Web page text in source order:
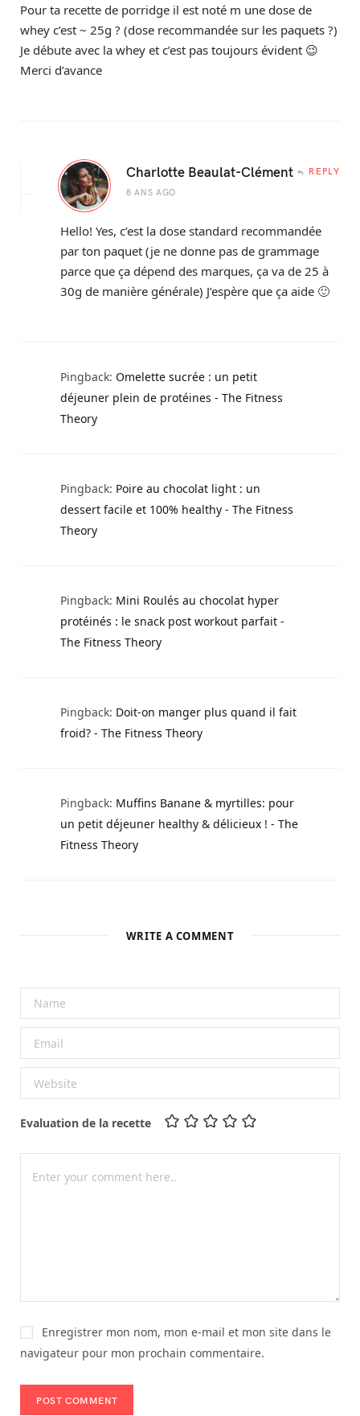
Pour ta recette de porridge il est noté m une dose de
whey c’est ~ 25g ? (dose recommandée sur les paquets ?)
Je débute avec la whey et c’est pas toujours évident 😉
Merci d’avance
Charlotte Beaulat-Clément
8 ANS AGO
REPLY
Hello! Yes, c’est la dose standard recommandée
par ton paquet (je ne donne pas de grammage
parce que ça dépend des marques, ça va de 25 à
30g de manière générale) J’espère que ça aide 🙂
Pingback: Omelette sucrée : un petit
déjeuner plein de protéines - The Fitness
Theory
Pingback: Poire au chocolat light : un
dessert facile et 100% healthy - The Fitness
Theory
Pingback: Mini Roulés au chocolat hyper
protéinés : le snack post workout parfait -
The Fitness Theory
Pingback: Doit-on manger plus quand il fait
froid? - The Fitness Theory
Pingback: Muffins Banane & myrtilles: pour
un petit déjeuner healthy & délicieux ! - The
Fitness Theory
WRITE A COMMENT
Evaluation de la recette
Enregistrer mon nom, mon e-mail et mon site dans le
navigateur pour mon prochain commentaire.